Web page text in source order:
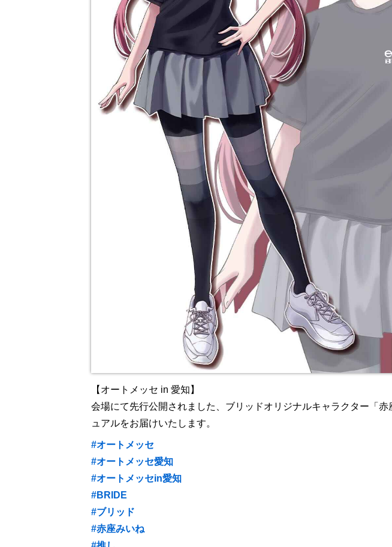
【オートメッセ in 愛知】
会場にて先行公開されました、ブリッドオリジナルキャラクター「
ュアルをお届けいたします。
#オートメッセ
#オートメッセ愛知
#オートメッセin愛知
#BRIDE
#ブリッド
#赤座みいね